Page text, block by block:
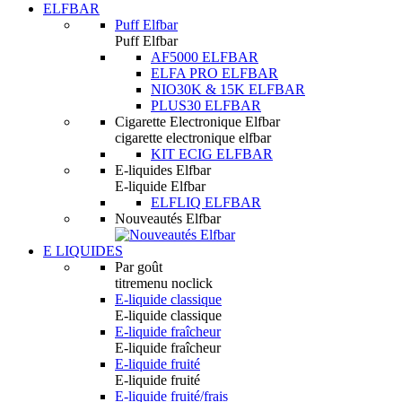
ELFBAR
Puff Elfbar
Puff Elfbar
AF5000 ELFBAR
ELFA PRO ELFBAR
NIO30K & 15K ELFBAR
PLUS30 ELFBAR
Cigarette Electronique Elfbar
cigarette electronique elfbar
KIT ECIG ELFBAR
E-liquides Elfbar
E-liquide Elfbar
ELFLIQ ELFBAR
Nouveautés Elfbar
E LIQUIDES
Par goût
titremenu noclick
E-liquide classique
E-liquide classique
E-liquide fraîcheur
E-liquide fraîcheur
E-liquide fruité
E-liquide fruité
E-liquide fruité/frais